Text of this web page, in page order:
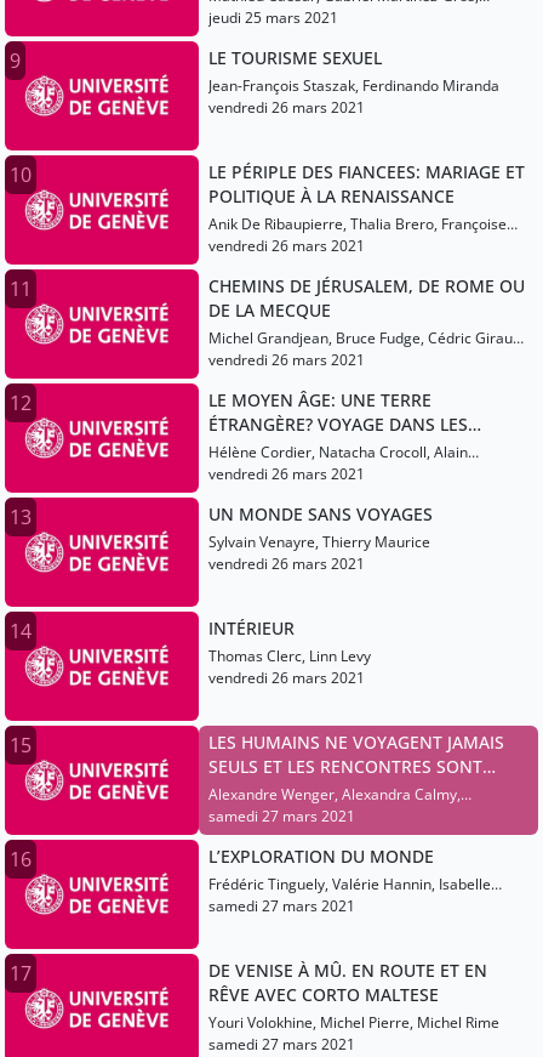
Gandhi Saad
jeudi 25 mars 2021
9 LE TOURISME SEXUEL
Jean-François Staszak, Ferdinando Miranda
vendredi 26 mars 2021
10
LE PÉRIPLE DES FIANCEES: MARIAGE ET
POLITIQUE À LA RENAISSANCE
Anik De Ribaupierre, Thalia Brero, Françoise
Briegel
vendredi 26 mars 2021
11
CHEMINS DE JÉRUSALEM, DE ROME OU
DE LA MECQUE
Michel Grandjean, Bruce Fudge, Cédric Giraud,
Anna Van Den Kerchove
vendredi 26 mars 2021
12
LE MOYEN ÂGE: UNE TERRE
ÉTRANGÈRE? VOYAGE DANS LES
IMAGINAIRES CONTEMPORAINS DE
L’ALTÉRITÉ MÉDIÉVALE
Hélène Cordier, Natacha Crocoll, Alain
Corbellari, Estelle Doudet
vendredi 26 mars 2021
13 UN MONDE SANS VOYAGES
Sylvain Venayre, Thierry Maurice
vendredi 26 mars 2021
14 INTÉRIEUR
Thomas Clerc, Linn Levy
vendredi 26 mars 2021
15
LES HUMAINS NE VOYAGENT JAMAIS
SEULS ET LES RENCONTRES SONT
SOUVENT INFECTIEUSES
Alexandre Wenger, Alexandra Calmy,
Guillaume Linte, Bertrand Kiefer
samedi 27 mars 2021
16 L’EXPLORATION DU MONDE
Frédéric Tinguely, Valérie Hannin, Isabelle
Surun, Romain Bertrand
samedi 27 mars 2021
17
DE VENISE À MÛ. EN ROUTE ET EN
RÊVE AVEC CORTO MALTESE
Youri Volokhine, Michel Pierre, Michel Rime
samedi 27 mars 2021